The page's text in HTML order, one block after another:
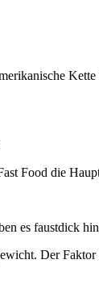
Food die
es faustdick
Der